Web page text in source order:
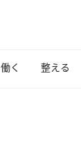
働く 整える